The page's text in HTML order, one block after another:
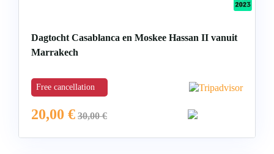
Dagtocht Casablanca en Moskee Hassan II vanuit
Marrakech
Free cancellation
20,00 € 30,00€